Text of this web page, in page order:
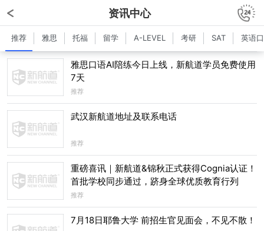
资讯中心
推荐 雅思 托福 留学 A-LEVEL 考研 SAT 英语
雅思口语AI陪练今日上线，新航道学员免费使用
7天
推荐
武汉新航道地址及联系电话
推荐
重磅喜讯｜新航道&锦秋正式获得Cognia认证！
首批学校同步通过，跻身全球优质教育行列
推荐
7月18日耶鲁大学 前招生官见面会，不见不散！